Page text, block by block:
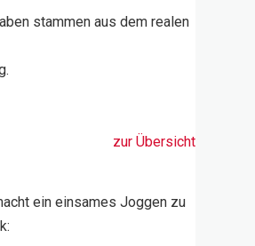
stammen aus dem realen
zur Übersicht
ein einsames Joggen zu